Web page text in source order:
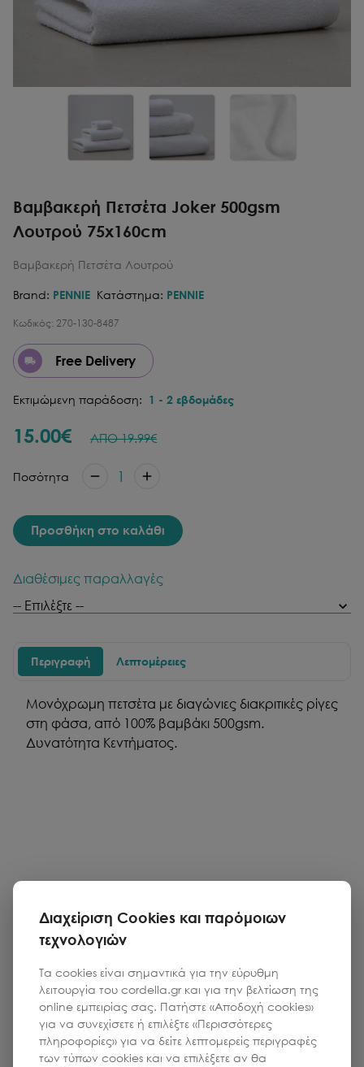
Βαμβακερή Πετσέτα Joker 500gsm
Λουτρού 75x160cm
Βαμβακερή Πετσέτα Λουτρού
Brand: PENNIE Κατάστημα: PENNIE
Κωδικός: 270-130-8487
Free Delivery
Εκτιμώμενη παράδοση: 1 - 2 εβδομάδες
15.00€ ΑΠΟ19.99€
Ποσότητα 1
Προσθήκη στο καλάθι
Διαθέσιμες παραλλαγές
Περιγραφή Λεπτομέρειες
Μονόχρωμη πετσέτα με διαγώνιες διακριτικές ρίγες
στη φάσα, από 100% βαμβάκι 500gsm.
Δυνατότητα Κεντήματος.
Διαχείριση Cookies και παρόμοιων
τεχνολογιών
Τα cookies είναι σημαντικά για την εύρυθμη
λειτουργία του cordella.gr και για την βελτίωση της
online εμπειρίας σας. Πατήστε «Αποδοχή cookies»
για να συνεχίσετε ή επιλέξτε «Περισσότερες
πληροφορίες» για να δείτε λεπτομερείς περιγραφές
των τύπων cookies και να επιλέξετε αν θα